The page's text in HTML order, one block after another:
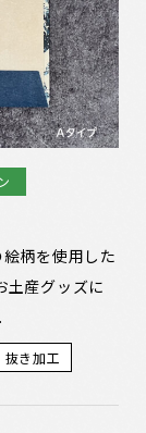
柄を使用した
土産グッズに
抜き加工